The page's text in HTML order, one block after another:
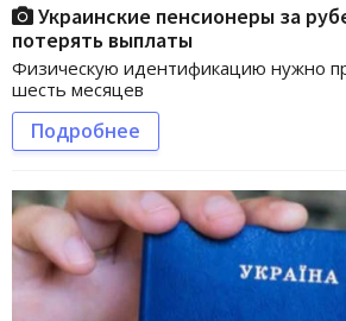
Украинские пенсионеры за
потерять выплаты
Физическую идентификацию нужно
шесть месяцев
Подробнее